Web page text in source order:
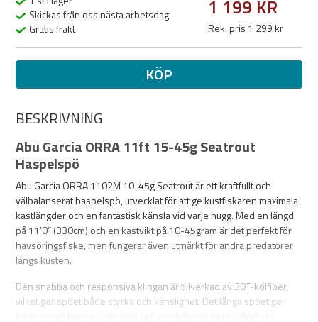
Skickas från oss nästa arbetsdag
Gratis frakt
1 199 KR
Rek. pris 1 299 kr
KÖP
BESKRIVNING
Abu Garcia ORRA 11ft 15-45g Seatrout
Haspelspö
Abu Garcia ORRA 1102M 10-45g Seatrout är ett kraftfullt och
välbalanserat haspelspö, utvecklat för att ge kustfiskaren maximala
kastlängder och en fantastisk känsla vid varje hugg. Med en längd
på 11’0” (330cm) och en kastvikt på 10-45gram är det perfekt för
havsöringsfiske, men fungerar även utmärkt för andra predatorer
längs kusten.
Den snabba och responsiva klingan är tillverkad av 30T-kolfiber,
vilket ger spöet både styrka och känslighet. Det långa spöet ger